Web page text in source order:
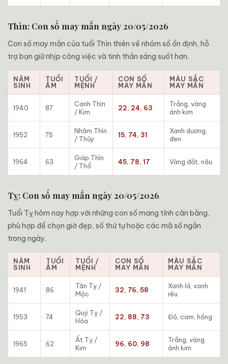
Thìn: Con số may mắn ngày 20/05/2026
Con số may mắn của tuổi Thìn thiên về nhóm số ổn định, hỗ
trợ bạn giữ nhịp công việc và tinh thần sáng suốt hơn.
NĂM
SINH
TUỔI
ÂM
TUỔI /
MỆNH
CON SỐ
MAY MẮN
MÀU SẮC
MAY MẮN
1940 87
Canh Thìn
/ Kim
22, 24, 63
Trắng, vàng
ánh kim
1952 75
Nhâm Thìn
/ Thủy
15, 74, 31
Xanh dương,
đen
1964 63
Giáp Thìn
/ Thổ
45, 78, 17 Vàng đất, nâu
Tỵ: Con số may mắn ngày 20/05/2026
Tuổi Tỵ hôm nay hợp với những con số mang tính cân bằng,
phù hợp để chọn giờ đẹp, số thứ tự hoặc các mã số ngắn
trong ngày.
NĂM
SINH
TUỔI
ÂM
TUỔI /
MỆNH
CON SỐ
MAY MẮN
MÀU SẮC
MAY MẮN
1941 86
Tân Tỵ /
Mộc
32, 76, 58
Xanh lá, xanh
rêu
1953 74
Quý Tỵ /
Hỏa
22, 88, 73 Đỏ, cam, hồng
1965 62
Ất Tỵ /
Kim
96, 60, 98
Trắng, vàng
ánh kim